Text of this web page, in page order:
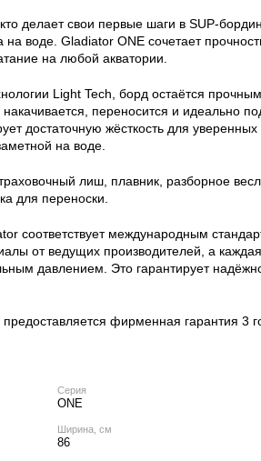
делает свои первые шаги в SUP-
воде. Gladiator ONE сочетает
на любой акватории.
Light Tech, борд остаётся
переносится и идеально
достаточную жёсткость для
на воде.
лиш, плавник, разборное
для переноски.
соответствует международным
от ведущих производителей, а
давлением. Это гарантирует
фирменная гарантия 3
Серия
ONE
Ширина, см
86